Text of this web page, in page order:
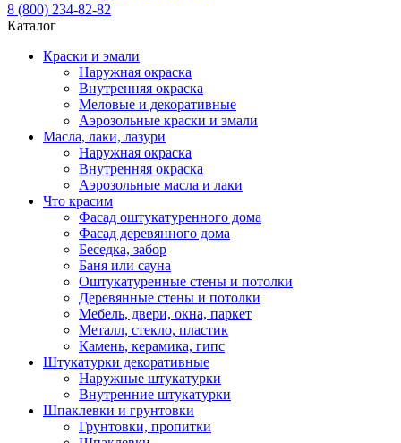
8 (800) 234-82-82
Каталог
Краски и эмали
Наружная окраска
Внутренняя окраска
Меловые и декоративные
Аэрозольные краски и эмали
Масла, лаки, лазури
Наружная окраска
Внутренняя окраска
Аэрозольные масла и лаки
Что красим
Фасад оштукатуренного дома
Фасад деревянного дома
Беседка, забор
Баня или сауна
Оштукатуренные стены и потолки
Деревянные стены и потолки
Мебель, двери, окна, паркет
Металл, стекло, пластик
Камень, керамика, гипс
Штукатурки декоративные
Наружные штукатурки
Внутренние штукатурки
Шпаклевки и грунтовки
Грунтовки, пропитки